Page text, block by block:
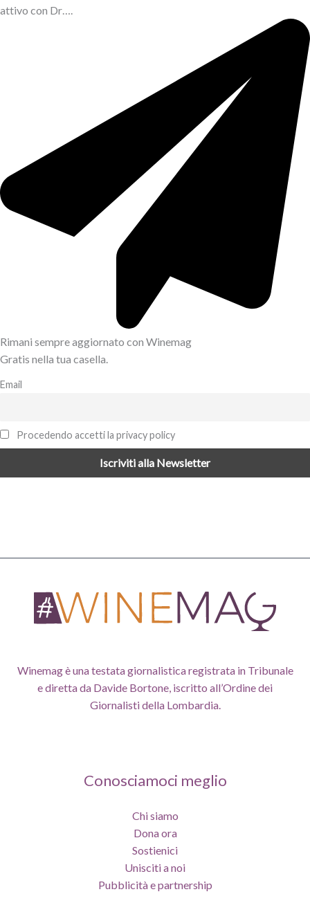
attivo con Dr….
Rimani sempre aggiornato con Winemag
Gratis nella tua casella.
Email
Procedendo accetti la privacy policy
Winemag è una testata giornalistica registrata in Tribunale
e diretta da Davide Bortone, iscritto all’Ordine dei
Giornalisti della Lombardia.
Conosciamoci meglio
Chi siamo
Dona ora
Sostienici
Unisciti a noi
Pubblicità e partnership